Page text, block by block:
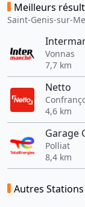
Meilleurs
Saint-Genis-sur-
Vonnas
7,7 km
Netto
4,6 km
Garage
Polliat
8,4 km
Autres Stations